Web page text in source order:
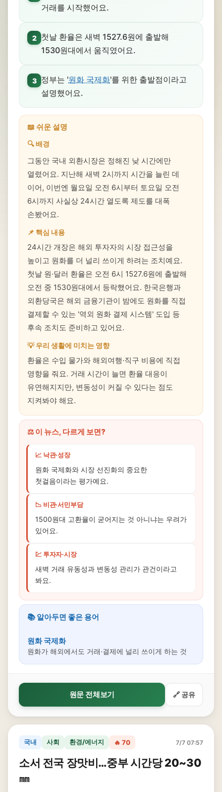
거래를 시작했어요.
2
첫날 환율은 새벽 1527.6원에 출발해
1530원대에서 움직였어요.
3 정부는 '원화 국제화'를 위한 출발점이라고
설명했어요.
📖 쉬운 설명
🔍 배경
그동안 국내 외환시장은 정해진 낮 시간에만
열렸어요. 지난해 새벽 2시까지 시간을 늘린 데
이어, 이번엔 월요일 오전 6시부터 토요일 오전
6시까지 사실상 24시간 열도록 제도를 대폭
손봤어요.
📌 핵심 내용
24시간 개장은 해외 투자자의 시장 접근성을
높이고 원화를 더 널리 쓰이게 하려는 조치예요.
첫날 원·달러 환율은 오전 6시 1527.6원에 출발해
오전 중 1530원대에서 등락했어요. 한국은행과
외환당국은 해외 금융기관이 밤에도 원화를 직접
결제할 수 있는 '역외 원화 결제 시스템' 도입 등
후속 조치도 준비하고 있어요.
💡 우리 생활에 미치는 영향
환율은 수입 물가와 해외여행·직구 비용에 직접
영향을 줘요. 거래 시간이 늘면 환율 대응이
유연해지지만, 변동성이 커질 수 있다는 점도
지켜봐야 해요.
⚖️ 이 뉴스, 다르게 보면?
📈 낙관·성장
원화 국제화와 시장 선진화의 중요한
첫걸음이라는 평가예요.
📉 비관·서민부담
1500원대 고환율이 굳어지는 것 아니냐는 우려가
있어요.
💹 투자자·시장
새벽 거래 유동성과 변동성 관리가 관건이라고
봐요.
📚 알아두면 좋은 용어
원화 국제화
원화가 해외에서도 거래·결제에 널리 쓰이게 하는 것
원문 전체보기 🔗 공유
국내 사회 환경/에너지 🔥 70 7/7 07:57
소서 전국 장맛비…중부 시간당 20~30
㎜